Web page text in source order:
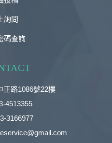
詢問
碼查詢
正路1086號22樓
4513355
3166977